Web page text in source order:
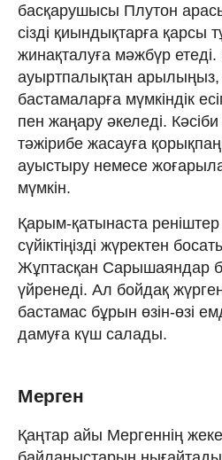
басқарушысы Плутон
сізді қиындықтарға қарсы
жинақталуға мәжбүр
ауыртпалықтан
бастамаларға мүмкіндік
пен жаңару әкеледі.
тәжірибе жасауға
ауыстыру немесе
мүмкін.
Қарым-қатынаста
сүйіктіңізді жүректен
Жұптасқан Сарышаяндар
үйренеді. Ал бойдақ
бастамас бұрын өзін-өзі
дамуға күш салады.
Мерген
Қаңтар айы Мергеннің